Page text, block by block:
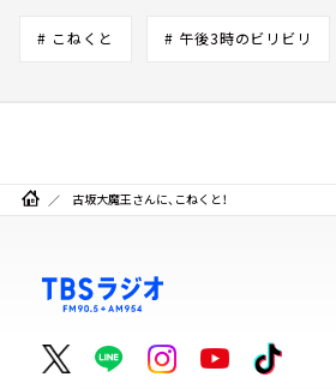
# こねくと # 午後3時のビリビリ
古坂大魔王さんに、こねくと！